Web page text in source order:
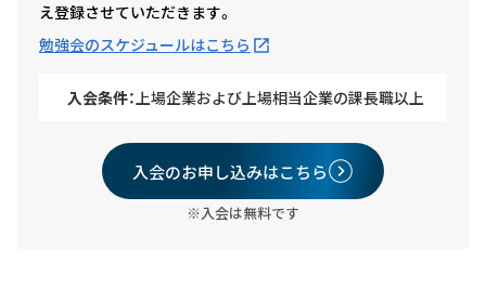
え登録させていただきます。
勉強会のスケジュールはこちら
入会条件：上場企業および上場相当企業の課長職以上
入会のお申し込みはこちら
※入会は無料です